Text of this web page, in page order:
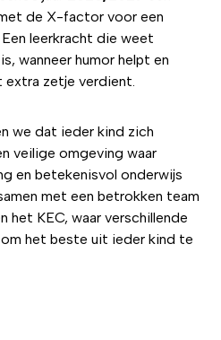
de X-factor voor een
Een leerkracht die weet
wanneer humor helpt en
extra zetje verdient.
we dat ieder kind zich
veilige omgeving waar
en betekenisvol onderwijs
met een betrokken team
het KEC, waar verschillende
het beste uit ieder kind te